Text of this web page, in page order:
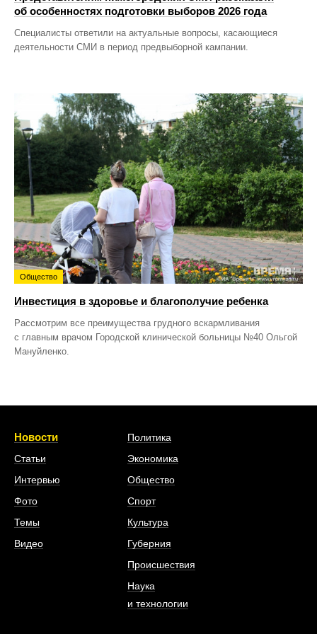
об особенностях подготовки выборов 2026 года
Специалисты ответили на актуальные вопросы, касающиеся
деятельности СМИ в период предвыборной кампании.
Общество
Инвестиция в здоровье и благополучие ребенка
Рассмотрим все преимущества грудного вскармливания
с главным врачом Городской клинической больницы №40 Ольгой
Мануйленко.
Новости
Статьи
Интервью
Фото
Темы
Видео
Политика
Экономика
Общество
Спорт
Культура
Губерния
Происшествия
Наука
и технологии